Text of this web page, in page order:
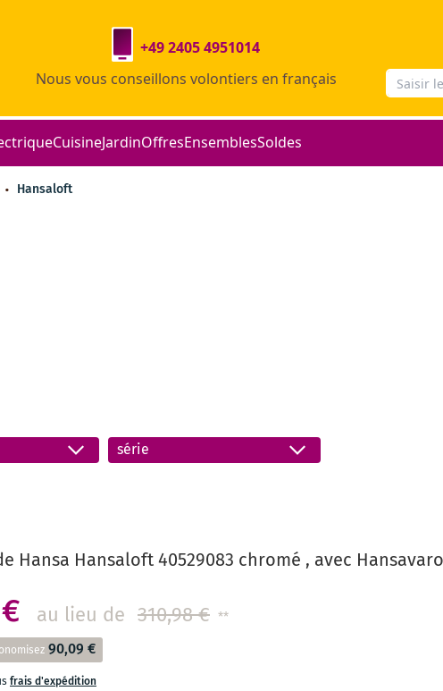
+49 2405 4951014
Nous vous conseillons volontiers en français
CuisineJardinOffresEnsemblesSoldes
Hansaloft
série
Hansa Hansaloft 40529083 chromé , avec
au lieu de 310,98 € **
90,09 €
frais d'expédition